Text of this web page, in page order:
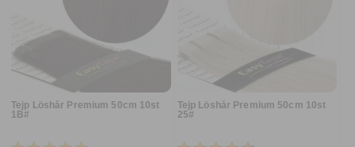
Tejp Löshår Premium 50cm 10st
1B#
Tejp Löshår Premium 50cm 10st
25#